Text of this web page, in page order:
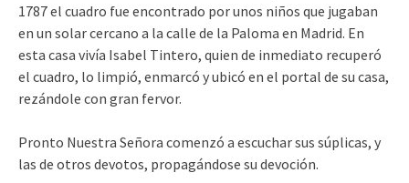
1787 el cuadro fue encontrado por unos niños que jugaban
en un solar cercano a la calle de la Paloma en Madrid. En
esta casa vivía Isabel Tintero, quien de inmediato recuperó
el cuadro, lo limpió, enmarcó y ubicó en el portal de su casa,
rezándole con gran fervor.
Pronto Nuestra Señora comenzó a escuchar sus súplicas, y
las de otros devotos, propagándose su devoción.